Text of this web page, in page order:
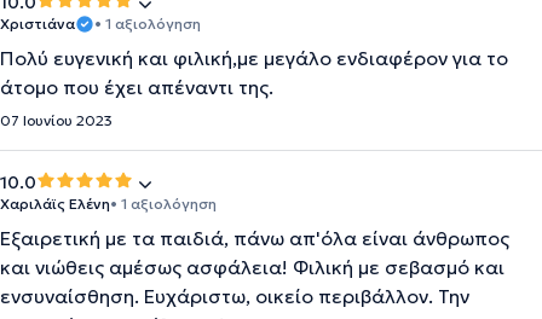
Χριστιάνα • 1 αξιολόγηση
Πολύ ευγενική και φιλική,με μεγάλο ενδιαφέρον για το
άτομο που έχει απέναντι της.
07 Ιουνίου 2023
10.0
Χαριλάϊς Ελένη• 1 αξιολόγηση
Εξαιρετική με τα παιδιά, πάνω απ'όλα είναι άνθρωπος
και νιώθεις αμέσως ασφάλεια! Φιλική με σεβασμό και
ενσυναίσθηση. Ευχάριστω, οικείο περιβάλλον. Την